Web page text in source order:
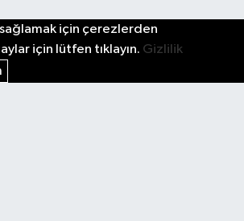
için çerezlerden
için lütfen tıklayın. Gizlilik